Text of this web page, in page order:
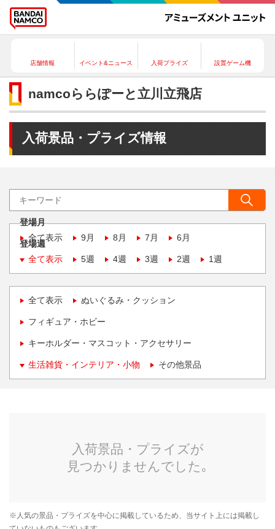
店舗情報 イベント&ニュース 入荷プライズ 設置ゲーム機
namcoららぽーと立川立飛店
入荷景品・プライズ情報
登場月
全て表示
9月 8月 7月 6月
登場週
全て表示
5週 4週 3週 2週 1週
全て表示 ぬいぐるみ・クッション
フィギュア・ホビー
キーホルダー・マスコット・アクセサリー
生活雑貨・インテリア・小物 その他景品